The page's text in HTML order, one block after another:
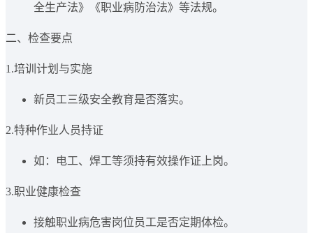
全生产法》《职业病防治法》等法规。
二、检查要点
1.培训计划与实施
新员工三级安全教育是否落实。
2.特种作业人员持证
如：电工、焊工等须持有效操作证上岗。
3.职业健康检查
接触职业病危害岗位员工是否定期体检。